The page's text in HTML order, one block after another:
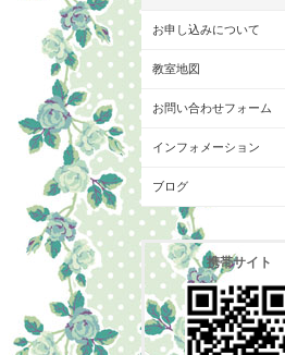
お申し込みについて
教室地図
お問い合わせフォーム
インフォメーション
ブログ
携帯サイト